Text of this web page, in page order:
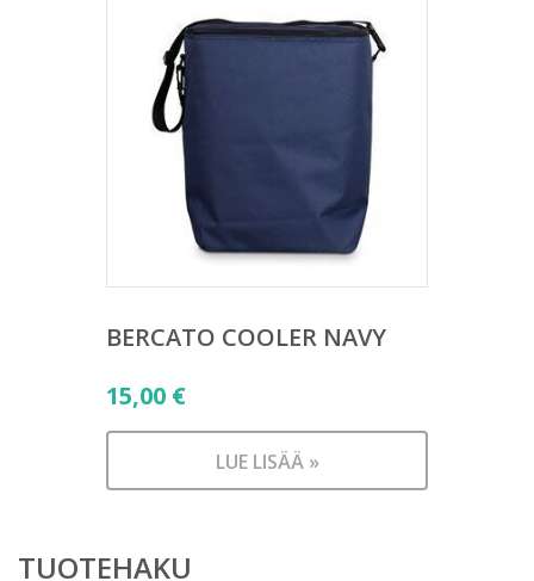
BERCATO COOLER NAVY
15,00 €
LUE LISÄÄ »
TUOTEHAKU